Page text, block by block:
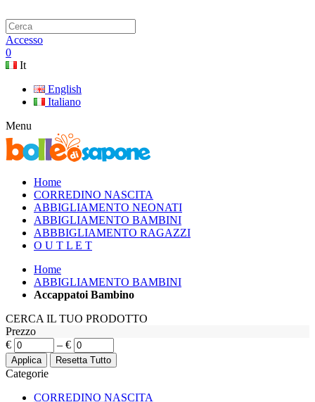
Accesso
0
It
English
Italiano
Menu
Home
CORREDINO NASCITA
ABBIGLIAMENTO NEONATI
ABBIGLIAMENTO BAMBINI
ABBBIGLIAMENTO RAGAZZI
O U T L E T
Home
ABBIGLIAMENTO BAMBINI
Accappatoi Bambino
CERCA IL TUO PRODOTTO
Prezzo
€
– €
Categorie
CORREDINO NASCITA